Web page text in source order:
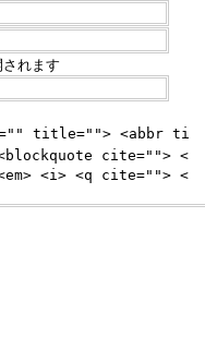
れます
title=""> <abbr ti
cite=""> <
<i> <q cite=""> <